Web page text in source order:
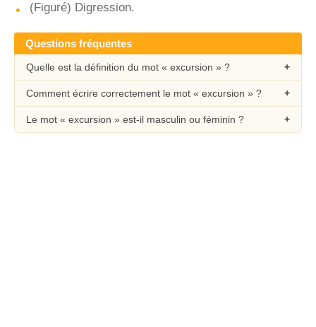
(Figuré) Digression.
Questions fréquentes
Quelle est la définition du mot « excursion » ?
Comment écrire correctement le mot « excursion » ?
Le mot « excursion » est-il masculin ou féminin ?